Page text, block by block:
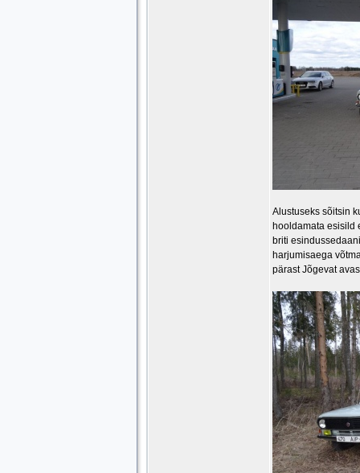
Alustuseks sõitsin
hooldamata esisild
briti
harjumisaega
pärast Jõgevat